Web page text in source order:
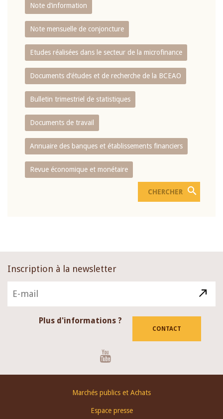
Note d’information
Note mensuelle de conjoncture
Etudes réalisées dans le secteur de la microfinance
Documents d’études et de recherche de la BCEAO
Bulletin trimestriel de statistiques
Documents de travail
Annuaire des banques et établissements financiers
Revue économique et monétaire
Inscription à la newsletter
Plus d'informations ?
CONTACT
Marchés publics et Achats
Espace presse